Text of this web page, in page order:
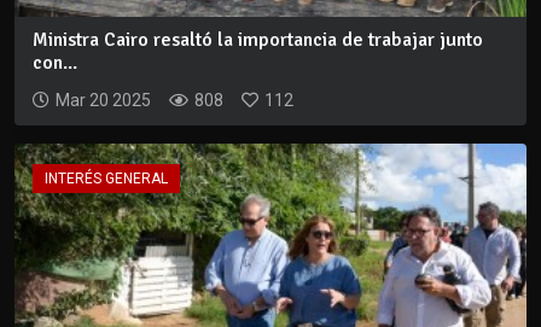
Ministra Cairo resaltó la importancia de trabajar junto
con...
Mar 20 2025 808 112
INTERÉS GENERAL